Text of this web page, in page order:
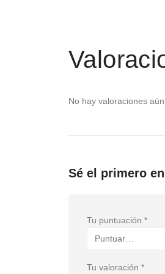
No hay valoraciones
Sé el primero
Tu puntuación *
Tu valoración *